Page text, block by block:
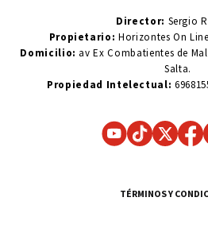
Director: Sergio
Propietario:Horizontes On
Domicilio: av Ex Combatientes de
Salta.
Propiedad Intelectual:
TÉRMINOS Y